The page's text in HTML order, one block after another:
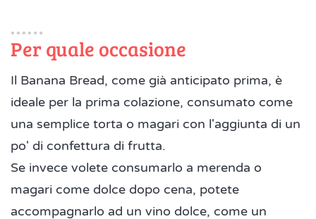
Per quale occasione
Il Banana Bread, come già anticipato prima, è
ideale per la prima colazione, consumato come
una semplice torta o magari con l'aggiunta di un
po' di confettura di frutta.
Se invece volete consumarlo a merenda o
magari come dolce dopo cena, potete
accompagnarlo ad un vino dolce, come un